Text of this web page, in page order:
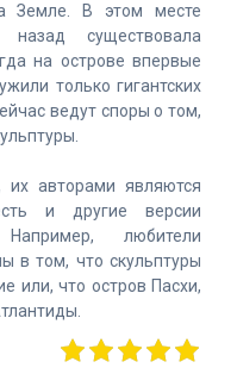
Земле. В этом месте
существовала
на острове впервые
только гигантских
ведут споры о том,
их авторами являются
и другие версии
любители
в том, что скульптуры
или, что остров Пасхи,